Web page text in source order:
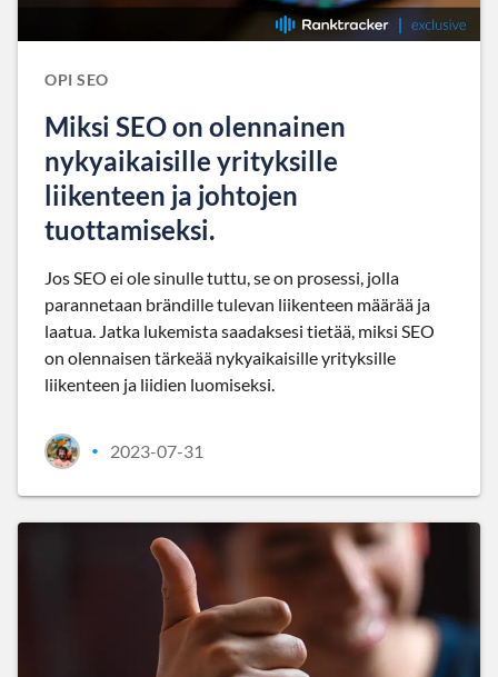
OPI SEO
Miksi SEO on olennainen
nykyaikaisille yrityksille
liikenteen ja johtojen
tuottamiseksi.
Jos SEO ei ole sinulle tuttu, se on prosessi, jolla
parannetaan brändille tulevan liikenteen määrää ja
laatua. Jatka lukemista saadaksesi tietää, miksi SEO
on olennaisen tärkeää nykyaikaisille yrityksille
liikenteen ja liidien luomiseksi.
• 2023-07-31